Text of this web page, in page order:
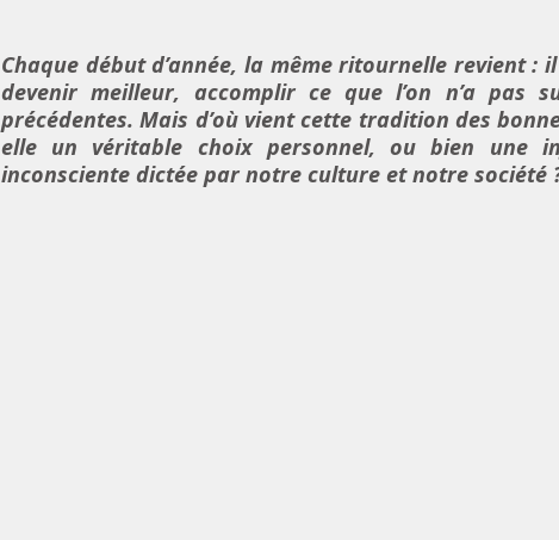
Chaque début d’année, la même ritournelle revient :
devenir meilleur, accomplir ce que l’on n’a pas
précédentes. Mais d’où vient cette tradition des
elle un véritable choix personnel, ou bien une
inconsciente dictée par notre culture et notre société